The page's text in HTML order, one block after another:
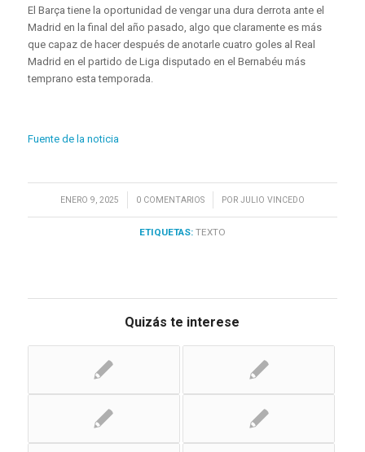
El Barça tiene la oportunidad de vengar una dura derrota ante el
Madrid en la final del año pasado, algo que claramente es más
que capaz de hacer después de anotarle cuatro goles al Real
Madrid en el partido de Liga disputado en el Bernabéu más
temprano esta temporada.
Fuente de la noticia
ENERO 9, 2025
/ 0 COMENTARIOS
/ POR JULIO VINCEDO
ETIQUETAS: TEXTO
Quizás te interese